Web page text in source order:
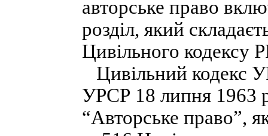
авторське право
розділ, який
Цивільного кодексу
Цивільний кодекс
УРСР 18 липня 1963
“Авторське право”,